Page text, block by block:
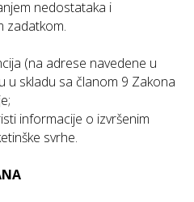
nedostataka i
zadatkom.
(na adrese navedene u
u skladu sa članom 9 Zakona
informacije o izvršenim
svrhe.